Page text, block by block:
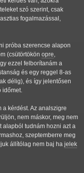
szó szerint, csak
fogalmazással,
próba szerencse alapon
(csütörtökön opre,
ezzel felborítanám a
és egy reggel 8-as
délig), és így jelentősen
időmet.
kérdést. Az analszigre
nem máskor, meg nem
alapból tudnám hozni azt a
szeptemberre meg
állítólag nem baj ha jelek